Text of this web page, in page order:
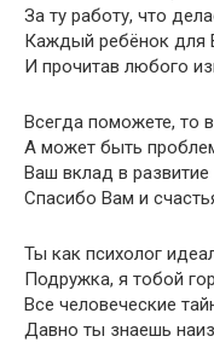
За ту работу, что
Каждый ребёнок для
И прочитав любого
Всегда поможете, то
А может быть
Ваш вклад в
Спасибо Вам и
Ты как психолог
Подружка, я тобой
Все человеческие
Давно ты знаешь